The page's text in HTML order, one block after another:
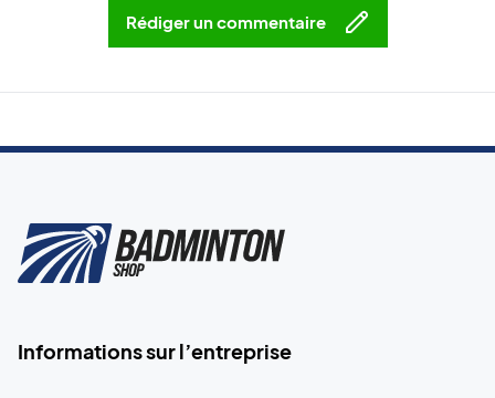
Rédiger un commentaire
Informations sur l’entreprise